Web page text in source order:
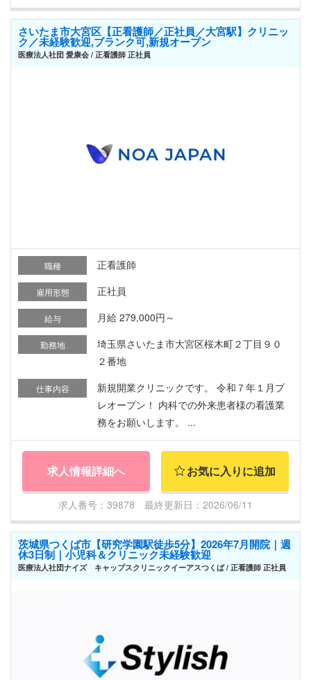
さいたま市大宮区【正看護師／正社員／大宮駅】クリニッ
ク／未経験歓迎,ブランク可,新規オープン
医療法人社団 愛康会 / 正看護師 正社員
職種 正看護師
雇用形態 正社員
給与 月給 279,000円～
勤務地
埼玉県さいたま市大宮区桜木町２丁目９０
２番地
仕事内容
新規開業クリニックです。 令和７年１月プ
レオープン！ 内科での外来患者様の看護業
務をお願いします。 ...
求人情報詳細へ お気に入りに追加
求人番号：39878 最終更新日：2026/06/11
茨城県つくば市【研究学園駅徒歩5分】2026年7月開院｜週
休3日制｜小児科＆クリニック未経験歓迎
医療法人社団ナイズ キャップスクリニックイーアスつくば / 正看護師 正社員